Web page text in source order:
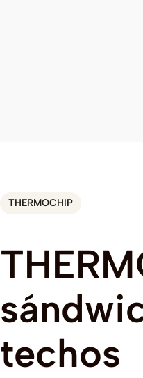
THERMOCHIP
techos